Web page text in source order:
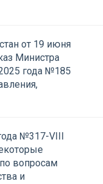
от 19 июня
Министра
года №185
№317-VIII
вопросам
и